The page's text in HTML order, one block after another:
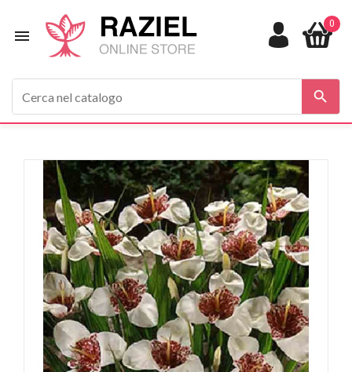

0

In saldo!